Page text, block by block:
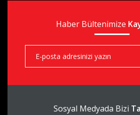
Haber Bültenimize
Sosyal Medyada Bizi